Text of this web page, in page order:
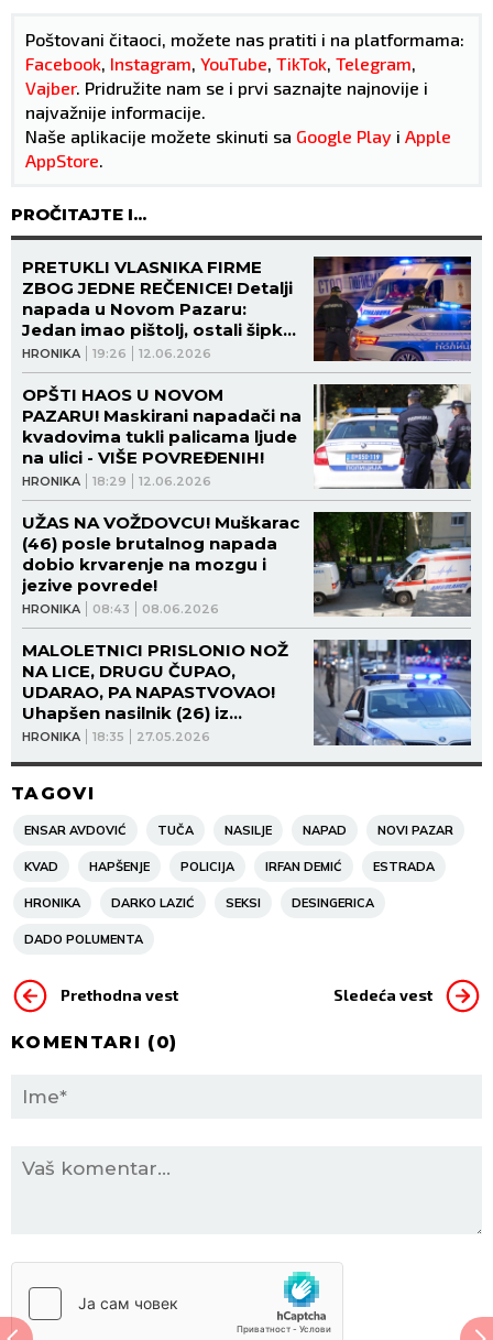
Poštovani čitaoci, možete nas pratiti i na platformama:
Facebook, Instagram, YouTube, TikTok, Telegram,
Vajber. Pridružite nam se i prvi saznajte najnovije i
najvažnije informacije.
Naše aplikacije možete skinuti sa Google Play i Apple
AppStore.
PROČITAJTE I...
HRONIKA 19:26 12.06.2026
PRETUKLI VLASNIKA FIRME
ZBOG JEDNE REČENICE! Detalji
napada u Novom Pazaru:
Jedan imao pištolj, ostali šipke,
pobegli KVADOVIMA!
HRONIKA 18:29 12.06.2026
OPŠTI HAOS U NOVOM
PAZARU! Maskirani napadači na
kvadovima tukli palicama ljude
na ulici - VIŠE POVREĐENIH!
HRONIKA 08:43 08.06.2026
UŽAS NA VOŽDOVCU! Muškarac
(46) posle brutalnog napada
dobio krvarenje na mozgu i
jezive povrede!
HRONIKA 18:35 27.05.2026
MALOLETNICI PRISLONIO NOŽ
NA LICE, DRUGU ČUPAO,
UDARAO, PA NAPASTVOVAO!
Uhapšen nasilnik (26) iz
Beograda!
TAGOVI
ENSAR AVDOVIĆ TUČA NASILJE NAPAD NOVI PAZAR
KVAD HAPŠENJE POLICIJA IRFAN DEMIĆ ESTRADA
HRONIKA DARKO LAZIĆ SEKSI DESINGERICA
DADO POLUMENTA
Prethodna vest Sledeća vest
KOMENTARI (0)